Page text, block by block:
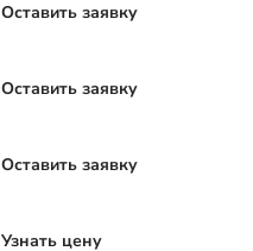
Оставить заявку
Оставить заявку
Оставить заявку
Узнать цену